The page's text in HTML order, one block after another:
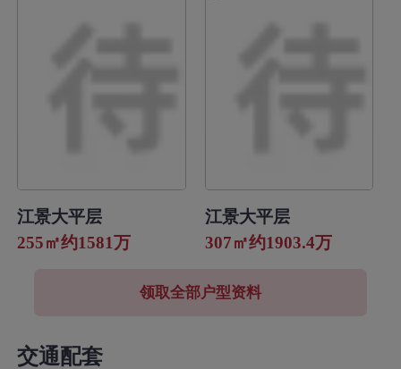
江景大平层
255㎡约1581万
江景大平层
307㎡约1903.4万
领取全部户型资料
交通配套